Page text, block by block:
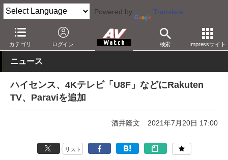
Powered by Translate
カテゴリ ログイン 検索 Impressサイト
AV Watch 製品 テレビ その他
ニュース
ハイセンス、4Kテレビ「U8F」などにRakuten
TV、Paraviを追加
酒井隆文 2021年7月20日 17:00
リスト